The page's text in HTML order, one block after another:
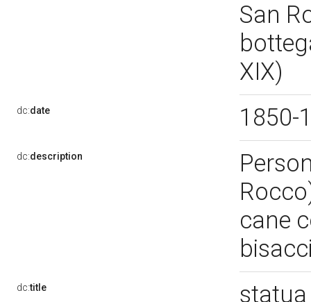
San
XIX)
dc:date 1850-
dc:description
cane
dc:title